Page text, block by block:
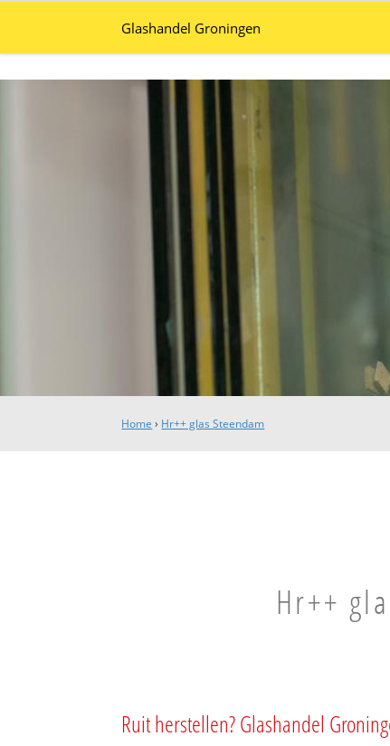
Glashandel Groningen
Home › Hr++ glas Steendam
Hr++
Ruit herstellen? Glashandel